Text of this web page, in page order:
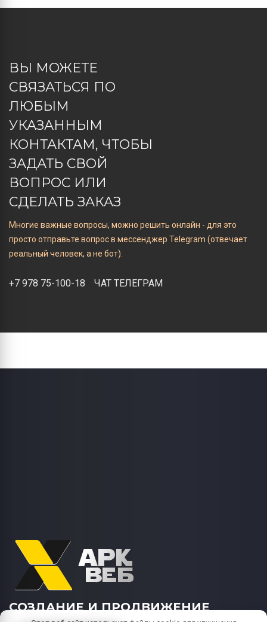
ВЫ МОЖЕТЕ
СВЯЗАТЬСЯ ПО
ЛЮБЫМ
УКАЗАННЫМ
КОНТАКТАМ, ЧТОБЫ
ЗАДАТЬ СВОЙ
ВОПРОС ИЛИ
СДЕЛАТЬ ЗАКАЗ
Многие важные вопросы, можно решить онлайн - для это
просто отправьте вопрос в мессенджер Telegram (отвечает
реальный человек, а не бот).
+7 978 75-100-18 ЧАТ ТЕЛЕГРАМ
СОЗДАНИЕ И ПРОДВИЖЕНИЕ